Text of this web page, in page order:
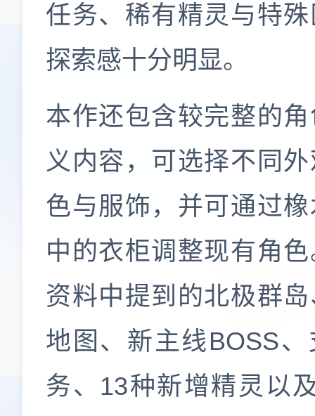
任务、稀有精灵与特
探索感十分明显。
本作还包含较完整的
义内容，可选择不同
色与服饰，并可通过
中的衣柜调整现有角
资料中提到的北极群
地图、新主线BOSS、
务、13种新增精灵以